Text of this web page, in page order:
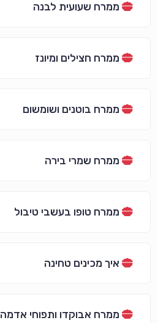
ממרח שעועית לבנה
ממרח חצילים ומיונז
ממרח בוטנים ושומשום
ממרח שמרי בירה
ממרח טופו בעשבי טיבול
איך מכינים טחינה
ממרח אבוקדו ותפוחי אדמה